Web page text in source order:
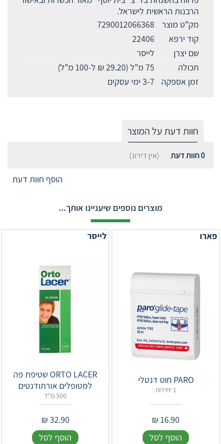
הרבנות הראשית לישראל.
מק"ט מוצר
7290012066368
קוד ירפא
22406
שם יצרן
לייסר
תכולה
75 מ"ל (29.20 ₪ ל-100 מ"ל)
זמן אספקה
3-7 ימי עסקים
חוות דעת על המוצר
0חוות דעת (אין דירוג)
הוסף חוות דעת
מוצרים נוספים שיעניינו אותך...
פארו
PARO חוט דנטלי
1 יחידות
16.90
₪
הוסף לסל
לייסר
‎ORTO LACER‎ שטיפת פה
למטופלים אורתודנטים
500 מ"ל
32.90
₪
הוסף לסל